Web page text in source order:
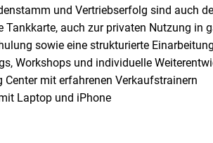
und Vertriebserfolg sind auch
Tankkarte, auch zur privaten Nutzung in
sowie eine strukturierte Einarbeitung
Workshops und individuelle
Center mit erfahrenen Verkaufstrainern
Laptop und iPhone